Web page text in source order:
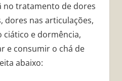
no tratamento de dores
dores nas articulações,
e dormência,
e consumir o chá de
abaixo: